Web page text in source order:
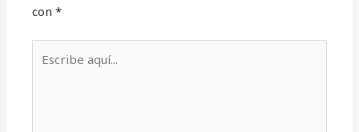
con*
aquí...